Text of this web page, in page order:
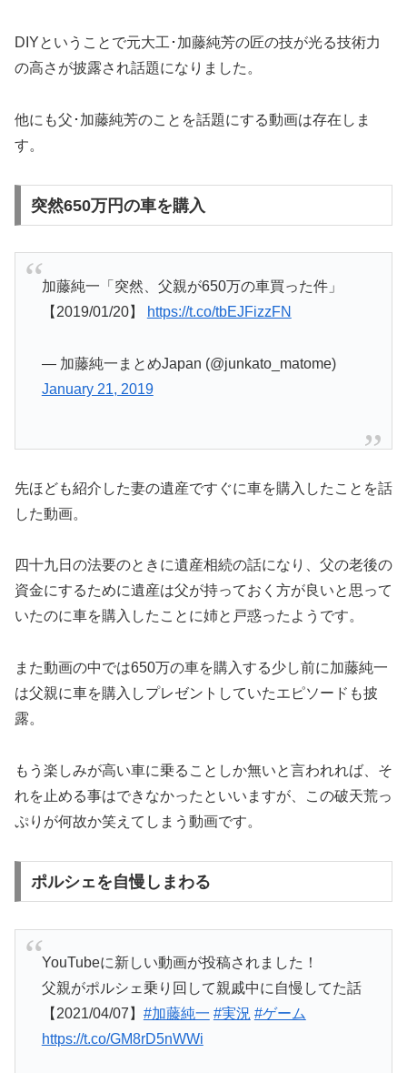
DIYということで元大工･加藤純芳の匠の技が光る技術力
の高さが披露され話題になりました。
他にも父･加藤純芳のことを話題にする動画は存在しま
す。
突然650万円の車を購入
加藤純一「突然、父親が650万の車買った件」
【2019/01/20】
https://t.co/tbEJFizzFN
— 加藤純一まとめJapan (@junkato_matome)
January 21, 2019
先ほども紹介した妻の遺産ですぐに車を購入したことを話
した動画。
四十九日の法要のときに遺産相続の話になり、父の老後の
資金にするために遺産は父が持っておく方が良いと思って
いたのに車を購入したことに姉と戸惑ったようです。
また動画の中では650万の車を購入する少し前に加藤純一
は父親に車を購入しプレゼントしていたエピソードも披
露。
もう楽しみが高い車に乗ることしか無いと言われれば、そ
れを止める事はできなかったといいますが、この破天荒っ
ぷりが何故か笑えてしまう動画です。
ポルシェを自慢しまわる
YouTubeに新しい動画が投稿されました！
父親がポルシェ乗り回して親戚中に自慢してた話
【2021/04/07】 #加藤純一 #実況 #ゲーム
https://t.co/GM8rD5nWWi